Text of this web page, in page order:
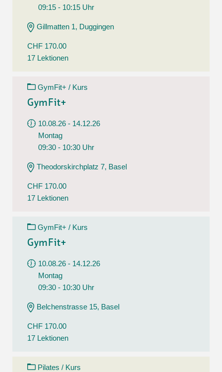
09:15 - 10:15 Uhr
Gillmatten 1, Duggingen
CHF 170.00
17 Lektionen
GymFit+ / Kurs
GymFit+
10.08.26 - 14.12.26
Montag
09:30 - 10:30 Uhr
Theodorskirchplatz 7, Basel
CHF 170.00
17 Lektionen
GymFit+ / Kurs
GymFit+
10.08.26 - 14.12.26
Montag
09:30 - 10:30 Uhr
Belchenstrasse 15, Basel
CHF 170.00
17 Lektionen
Pilates / Kurs